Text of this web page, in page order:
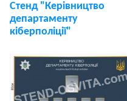
Стенд "Керівництво
департаменту
кіберполіції"